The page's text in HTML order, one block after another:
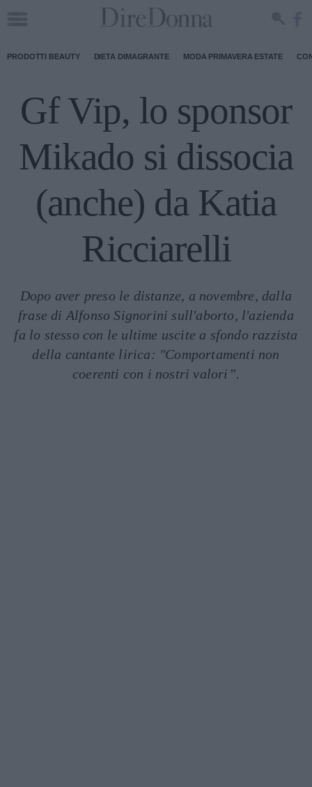
PRODOTTI BEAUTY DIETA DIMAGRANTE MODA PRIMAVERA ESTATE
Gf Vip, lo sponsor
Mikado si dissocia
(anche) da Katia
Ricciarelli
Dopo aver preso le distanze, a novembre, dalla
frase di Alfonso Signorini sull'aborto, l'azienda
fa lo stesso con le ultime uscite a sfondo razzista
della cantante lirica: "Comportamenti non
coerenti con i nostri valori”.